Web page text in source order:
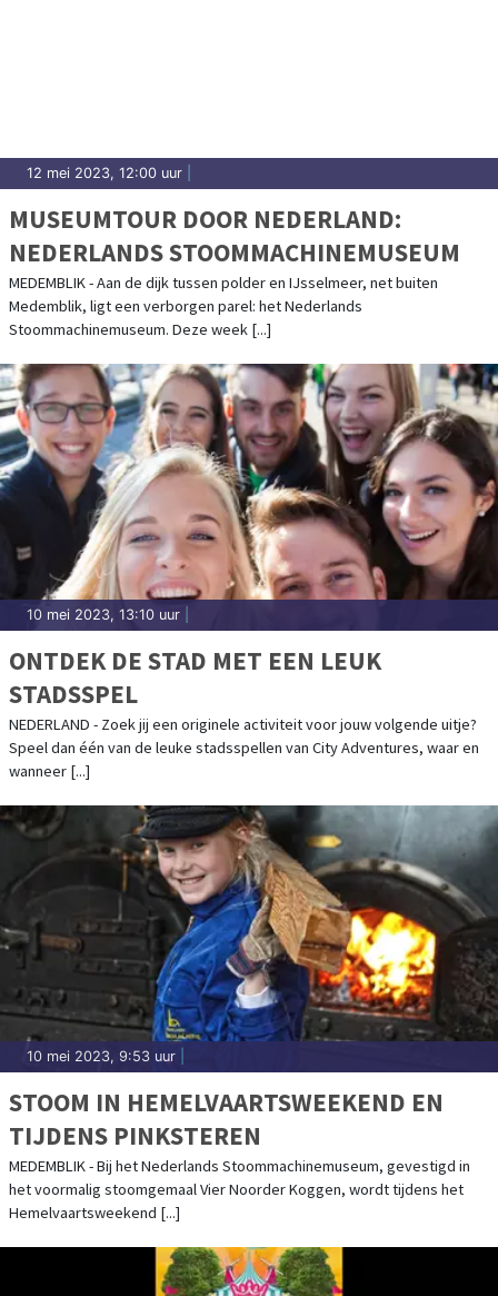
12 mei 2023, 12:00 uur
MUSEUMTOUR DOOR NEDERLAND:
NEDERLANDS STOOMMACHINEMUSEUM
MEDEMBLIK - Aan de dijk tussen polder en IJsselmeer, net buiten
Medemblik, ligt een verborgen parel: het Nederlands
Stoommachinemuseum. Deze week [...]
10 mei 2023, 13:10 uur
ONTDEK DE STAD MET EEN LEUK
STADSSPEL
NEDERLAND - Zoek jij een originele activiteit voor jouw volgende uitje?
Speel dan één van de leuke stadsspellen van City Adventures, waar en
wanneer [...]
10 mei 2023, 9:53 uur
STOOM IN HEMELVAARTSWEEKEND EN
TIJDENS PINKSTEREN
MEDEMBLIK - Bij het Nederlands Stoommachinemuseum, gevestigd in
het voormalig stoomgemaal Vier Noorder Koggen, wordt tijdens het
Hemelvaartsweekend [...]